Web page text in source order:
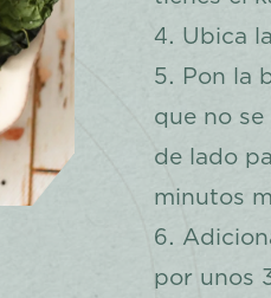
Ubica
Pon la
que no
de lado
minutos
por unos